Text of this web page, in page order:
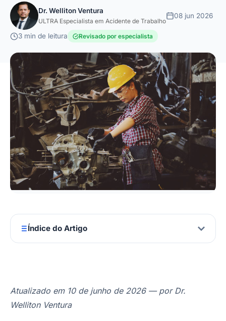
Dr. Welliton Ventura
ULTRA Especialista em Acidente de Trabalho
08 jun 2026
3 min de leitura Revisado por especialista
Índice do Artigo
Atualizado em 10 de junho de 2026 — por Dr.
Welliton Ventura